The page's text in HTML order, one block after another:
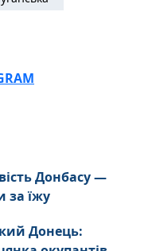
Донбасу —
за їжу
Донець: